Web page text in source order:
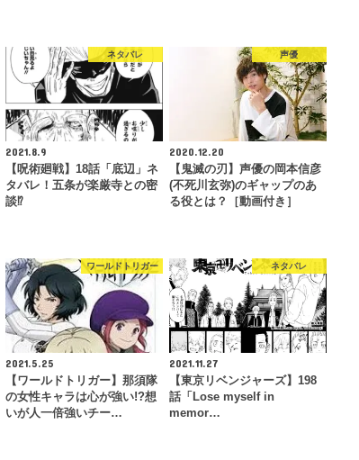
ネタバレ
2021.8.9
【呪術廻戦】18話「底辺」ネ
タバレ！五条が楽厳寺との密
談⁉
声優
2020.12.20
【鬼滅の刃】声優の岡本信彦
(不死川玄弥)のギャップのあ
る役とは？［動画付き］
ワールドトリガー
2021.5.25
【ワールドトリガー】那須隊
の女性キャラは心が強い!?想
いが人一倍強いチー…
ネタバレ
2021.11.27
【東京リベンジャーズ】198
話「Lose myself in
memor…